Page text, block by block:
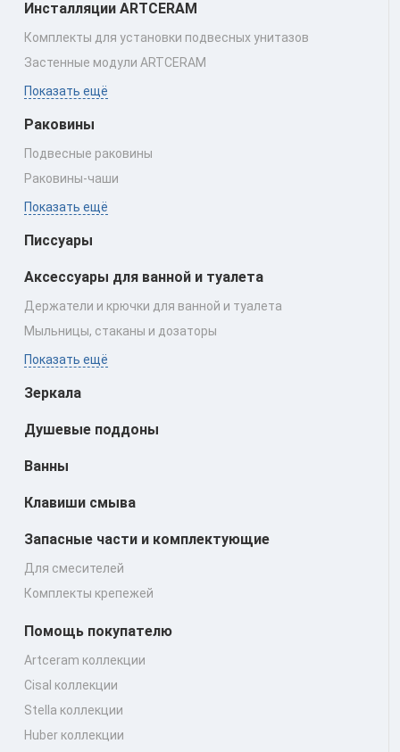
Инсталляции ARTCERAM
Комплекты для установки подвесных унитазов
Застенные модули ARTCERAM
Показать ещё
Раковины
Подвесные раковины
Раковины‑чаши
Показать ещё
Писсуары
Аксессуары для ванной и туалета
Держатели и крючки для ванной и туалета
Мыльницы, стаканы и дозаторы
Показать ещё
Зеркала
Душевые поддоны
Ванны
Клавиши смыва
Запасные части и комплектующие
Для смесителей
Комплекты крепежей
Помощь покупателю
Artceram коллекции
Cisal коллекции
Stella коллекции
Huber коллекции